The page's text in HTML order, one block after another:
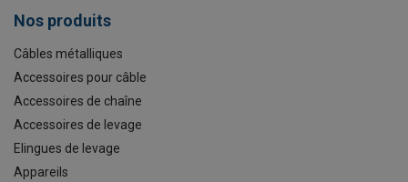
Nos produits
Câbles métalliques
Accessoires pour câble
Accessoires de chaîne
Accessoires de levage
Elingues de levage
Appareils